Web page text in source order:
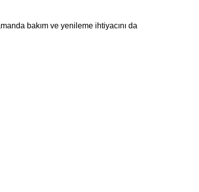
bakım ve yenileme ihtiyacını da